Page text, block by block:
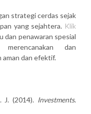
strategi cerdas sejak
yang sejahtera. Klik
penawaran spesial
dan
aman dan efektif.
J. (2014). Investments.